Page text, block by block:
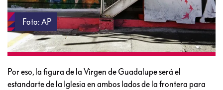
Foto: AP
Por eso, la figura de la Virgen de Guadalupe será el
estandarte de la Iglesia en ambos lados de la frontera para